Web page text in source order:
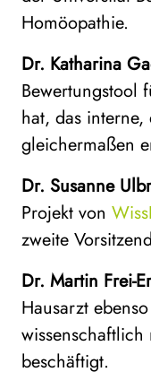
Homöopathie.
Dr. Katharina
Bewertungstool
hat, das
gleichermaßen
Dr. Susanne
Projekt von
zweite
Dr. Martin Frei-
Hausarzt
beschäftigt.